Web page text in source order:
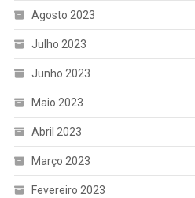
Agosto 2023
Julho 2023
Junho 2023
Maio 2023
Abril 2023
Março 2023
Fevereiro 2023